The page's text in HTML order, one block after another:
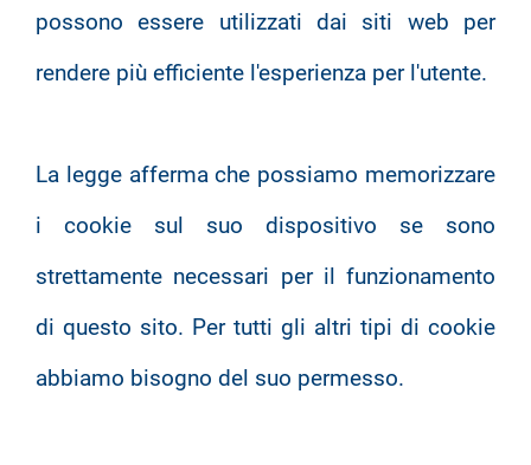
possono essere utilizzati dai siti web per
rendere più efficiente l'esperienza per l'utente.
La legge afferma che possiamo memorizzare
i cookie sul suo dispositivo se sono
strettamente necessari per il funzionamento
di questo sito. Per tutti gli altri tipi di cookie
abbiamo bisogno del suo permesso.